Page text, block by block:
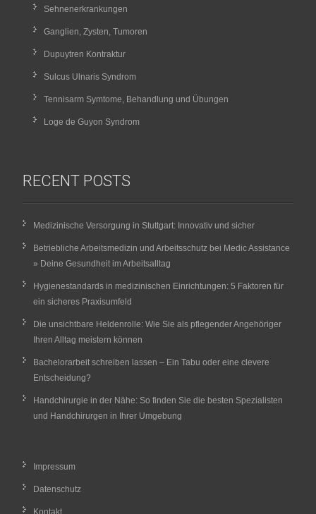
Sehnenerkrankungen
Ganglien, Zysten, Tumoren
Dupuytren Kontraktur
Sulcus Ulnaris Syndrom
Tennisarm Symtome, Behandlung und Übungen
Loge de Guyon Syndrom
RECENT POSTS
Medizinische Versorgung in Stuttgart: Innovativ und sicher
Betriebliche Arbeitsmedizin und Arbeitsschutz bei Medic Assistance
» Deine Gesundheit im Arbeitsalltag
Hygienestandards in medizinischen Einrichtungen: 5 Faktoren für
ein sicheres Praxisumfeld
Die unsichtbare Heldenrolle: Wie Sie als pflegender Angehöriger
Ihren Alltag meistern können
Bachelorarbeit schreiben lassen – Ein Tabu oder eine clevere
Entscheidung?
Handchirurgie in der Nähe: So finden Sie die besten Spezialisten
und Handchirurgen in Ihrer Umgebung
Impressum
Datenschutz
Kontakt